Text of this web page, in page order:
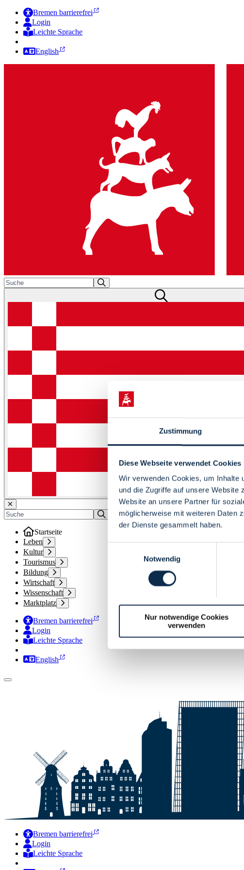
Zustimmung
Diese Webseite verwendet Cookies
Wir verwenden Cookies, um Inhalte
und die Zugriffe auf unsere Website
Website an unsere Partner für
möglicherweise mit weiteren Daten
der Dienste gesammelt haben.
Notwendig
Nur notwendige Cookies
verwenden
Bremen barrierefrei
Login
Leichte Sprache
English
Startseite
Leben
Kultur
Tourismus
Bildung
Wirtschaft
Wissenschaft
Marktplatz
Bremen barrierefrei
Login
Leichte Sprache
Zur Deutschen Gebärdensprache
English
Bremen barrierefrei
Login
Leichte Sprache